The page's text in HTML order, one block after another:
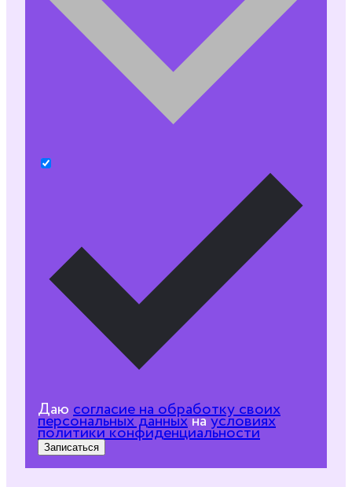
Даю согласие на обработку своих
персональных данныхнаусловиях
политики конфиденциальности
Записаться